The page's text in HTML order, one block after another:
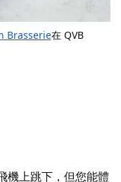
Brasserie在 QVB
機上跳下，但您能體